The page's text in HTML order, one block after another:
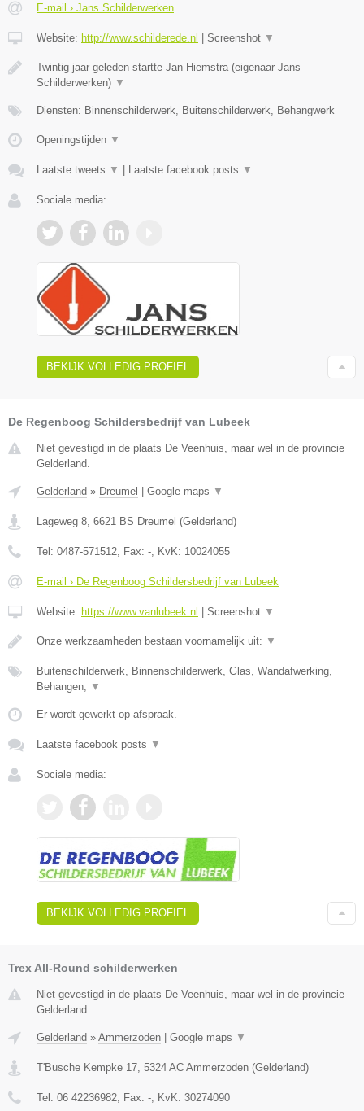
E-mail › Jans Schilderwerken
Website: http://www.schilderede.nl Screenshot ▼
Twintig jaar geleden startte Jan Hiemstra (eigenaar Jans
Schilderwerken) ▼
Diensten: Binnenschilderwerk, Buitenschilderwerk, Behangwerk
Openingstijden ▼
Laatste tweets ▼ Laatste facebook posts ▼
Sociale media:
BEKIJK VOLLEDIG PROFIEL
De Regenboog Schildersbedrijf van Lubeek
Niet gevestigd in de plaats De Veenhuis, maar wel in de provincie
Gelderland.
Gelderland » Dreumel Google maps ▼
Lageweg 8, 6621 BS Dreumel (Gelderland)
Tel: 0487-571512, Fax: -, KvK: 10024055
E-mail › De Regenboog Schildersbedrijf van Lubeek
Website: https://www.vanlubeek.nl Screenshot ▼
Onze werkzaamheden bestaan voornamelijk uit: ▼
Buitenschilderwerk, Binnenschilderwerk, Glas, Wandafwerking,
Behangen, ▼
Er wordt gewerkt op afspraak.
Laatste facebook posts ▼
Sociale media:
BEKIJK VOLLEDIG PROFIEL
Trex All-Round schilderwerken
Niet gevestigd in de plaats De Veenhuis, maar wel in de provincie
Gelderland.
Gelderland » Ammerzoden | Google maps ▼
T'Busche Kempke 17 5324 AC Ammerzoden (Gelderland)
Tel: 06 42236982 , Fax: - , KvK: 30274090